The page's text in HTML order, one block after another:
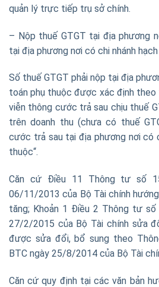
quản lý trực tiếp trụ sở chính.
– Nộp thuế GTGT tại địa phương
tại địa phương nơi có chi nhánh
Số thuế GTGT phải nộp tại địa
toán phụ thuộc được xác định theo
viễn thông cước trả sau chịu thuế
trên doanh thu (chưa có thuế
cước trả sau tại địa phương nơi có
thuộc“.
Căn cứ Điều 11 Thông tư số
06/11/2013 của Bộ Tài chính
tăng; Khoản 1 Điều 2 Thông tư
27/2/2015 của Bộ Tài chính sửa
được sửa đổi, bổ sung theo
BTC ngày 25/8/2014 của Bộ Tài
Căn cứ quy định tại các văn bản